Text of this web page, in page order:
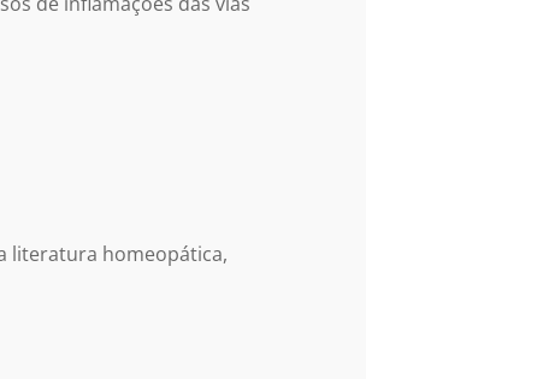
literatura homeopática,